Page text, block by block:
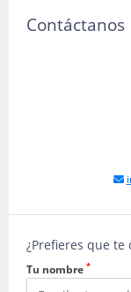
Contáctanos
¿Prefieres que te
Tu nombre *